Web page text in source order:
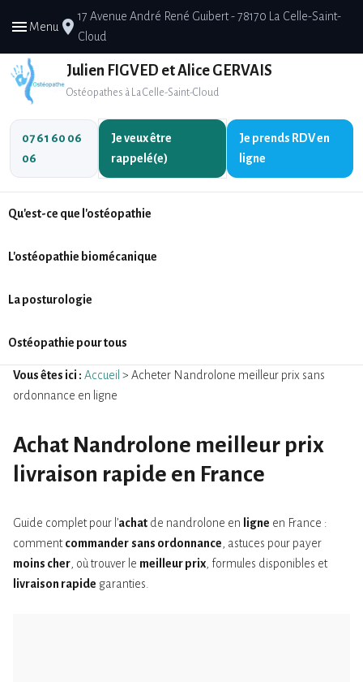
menu Menu place
17 Avenue André René Guibert - 78170 La Celle-Saint-
Cloud
Julien FIGVED et Alice GERVAIS
Ostéopathes à La Celle-Saint-Cloud
07 61 60 06
06
Je veux être
rappelé(e)
Je prends RDV en
ligne
Qu'est-ce que l'ostéopathie
L'ostéopathie biomécanique
La posturologie
Ostéopathie pour tous
Vous êtes ici : Accueil > Acheter Nandrolone meilleur prix sans
ordonnance en ligne
Achat Nandrolone meilleur prix
livraison rapide en France
Guide complet pour l’achat de nandrolone en ligne en France :
commentcommander sans ordonnance , astuces pour payer
moins cher , où trouver le meilleur prix , formules disponibles et
livraison rapide garanties.